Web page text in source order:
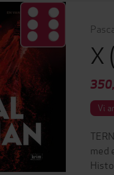
X
Vi
med